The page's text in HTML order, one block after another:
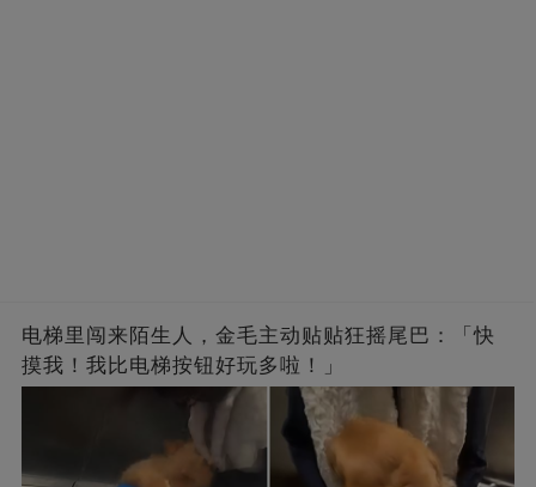
电梯里闯来陌生人，金毛主动贴贴狂摇尾巴：「快
摸我！我比电梯按钮好玩多啦！」